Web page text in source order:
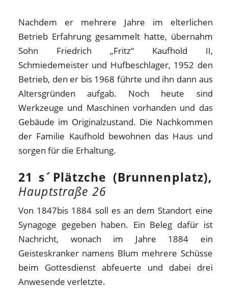
Nachdem er mehrere Jahre im elterlichen
Betrieb Erfahrung gesammelt hatte, übernahm
Sohn Friedrich „Fritz“ Kaufhold II,
Schmiedemeister und Hufbeschlager, 1952 den
Betrieb, den er bis 1968 führte und ihn dann aus
Altersgründen aufgab. Noch heute sind
Werkzeuge und Maschinen vorhanden und das
Gebäude im Originalzustand. Die Nachkommen
der Familie Kaufhold bewohnen das Haus und
sorgen für die Erhaltung.
21 s´Plätzche (Brunnenplatz),
Hauptstraße 26
Von 1847bis 1884 soll es an dem Standort eine
Synagoge gegeben haben. Ein Beleg dafür ist
Nachricht, wonach im Jahre 1884 ein
Geisteskranker namens Blum mehrere Schüsse
beim Gottesdienst abfeuerte und dabei drei
Anwesende verletzte.